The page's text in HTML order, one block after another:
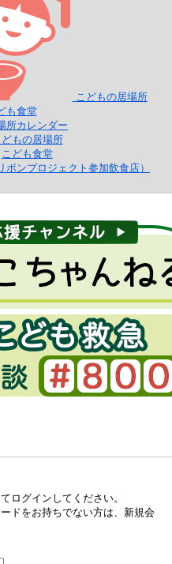
こどもの居場所
も食堂
所カレンダー
どもの居場所
こども食堂
ボンプロジェクト参加飲食店）
ログインしてください。
ドをお持ちでない方は、新規会